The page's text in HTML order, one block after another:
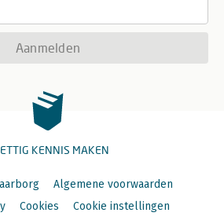
Aanmelden
KENNIS MAKEN
Algemene voorwaarden
Cookies Cookie instellingen